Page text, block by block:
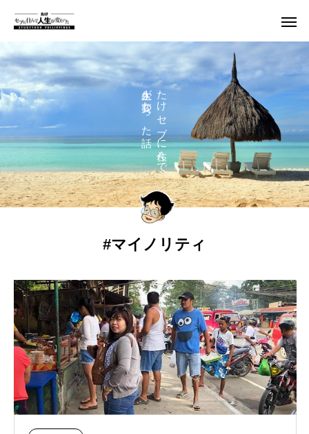
たけ セブに住んで
人生が変わった話
#マイノリティ